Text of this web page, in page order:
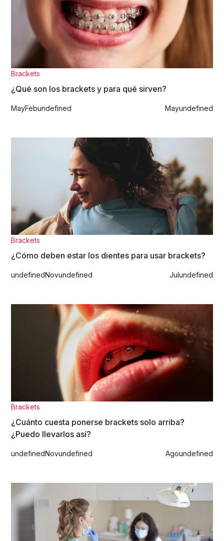
Brackets
¿Qué son los brackets y para qué sirven?
MayFebundefined Mayundefined
Brackets
¿Cómo deben estar los dientes para usar brackets?
undefinedNovundefined Julundefined
Brackets
¿Cuánto cuesta ponerse brackets solo arriba?
¿Puedo llevarlos así?
undefinedNovundefined Agoundefined